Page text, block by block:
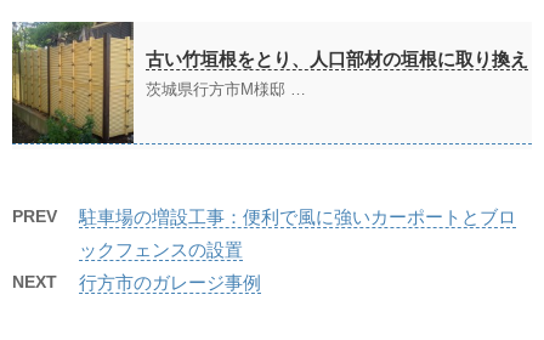
古い竹垣根をとり、人口部材の垣根に取り換え
茨城県行方市M様邸 …
PREV
駐車場の増設工事：便利で風に強いカーポートとブロ
ックフェンスの設置
NEXT 行方市のガレージ事例